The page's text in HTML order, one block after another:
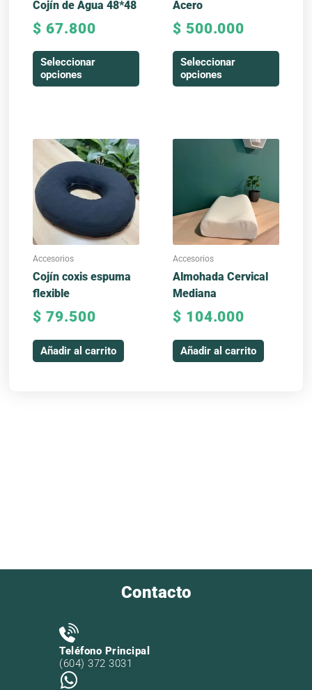
Cojín de Agua 48*48
$ 67.800
Seleccionar
opciones
página
de
producto
Acero
$ 500.000
Seleccionar
opciones
página
de
producto
Accesorios
Cojín coxis espuma
flexible
$ 79.500
Añadir al carrito
Accesorios
Almohada Cervical
Mediana
$ 104.000
Añadir al carrito
Contacto
Teléfono Principal
(604) 372 3031